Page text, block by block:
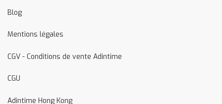
Blog
Mentions légales
CGV - Conditions de vente Adintime
CGU
Adintime Hong Kong